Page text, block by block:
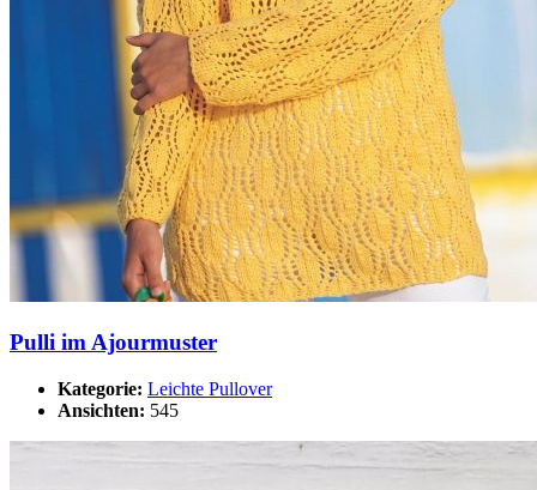
Pulli im Ajourmuster
Kategorie: Leichte Pullover
Ansichten: 545